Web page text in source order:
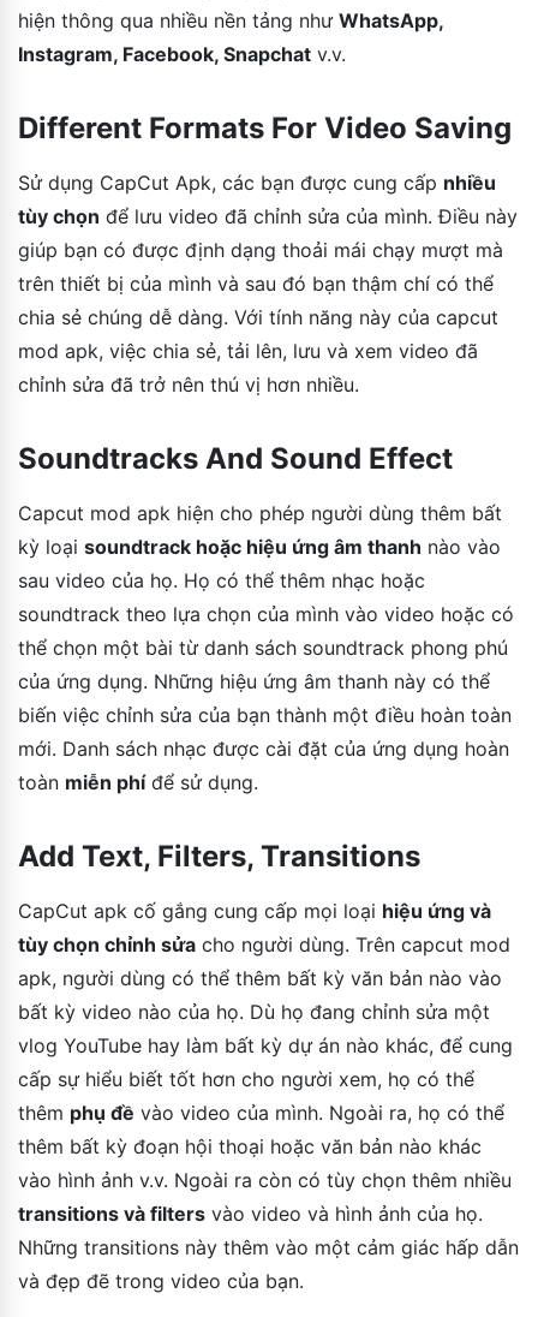
hiện thông qua nhiều nền tảng như WhatsApp,
Instagram, Facebook, Snapchat v.v.
Different Formats For Video Saving
Sử dụng CapCut Apk, các bạn được cung cấp nhiều
tùy chọn để lưu video đã chỉnh sửa của mình. Điều này
giúp bạn có được định dạng thoải mái chạy mượt mà
trên thiết bị của mình và sau đó bạn thậm chí có thể
chia sẻ chúng dễ dàng. Với tính năng này của capcut
mod apk, việc chia sẻ, tải lên, lưu và xem video đã
chỉnh sửa đã trở nên thú vị hơn nhiều.
Soundtracks And Sound Effect
Capcut mod apk hiện cho phép người dùng thêm bất
kỳ loại soundtrack hoặc hiệu ứng âm thanh nào vào
sau video của họ. Họ có thể thêm nhạc hoặc
soundtrack theo lựa chọn của mình vào video hoặc có
thể chọn một bài từ danh sách soundtrack phong phú
của ứng dụng. Những hiệu ứng âm thanh này có thể
biến việc chỉnh sửa của bạn thành một điều hoàn toàn
mới. Danh sách nhạc được cài đặt của ứng dụng hoàn
toàn miễn phíđể sử dụng.
Add Text, Filters, Transitions
CapCut apk cố gắng cung cấp mọi loại hiệu ứng và
tùy chọn chỉnh sửa cho người dùng. Trên capcut mod
apk, người dùng có thể thêm bất kỳ văn bản nào vào
bất kỳ video nào của họ. Dù họ đang chỉnh sửa một
vlog YouTube hay làm bất kỳ dự án nào khác, để cung
cấp sự hiểu biết tốt hơn cho người xem, họ có thể
thêm phụ đề vào video của mình. Ngoài ra, họ có thể
thêm bất kỳ đoạn hội thoại hoặc văn bản nào khác
vào hình ảnh v.v. Ngoài ra còn có tùy chọn thêm nhiều
transitions và filters vào video và hình ảnh của họ.
Những transitions này thêm vào một cảm giác hấp dẫn
và đẹp đẽ trong video của bạn.